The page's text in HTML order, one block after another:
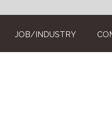
JOB/INDUSTRY